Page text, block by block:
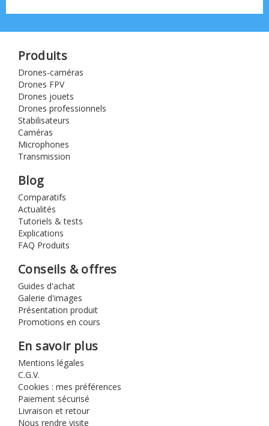
Produits
Drones-caméras
Drones FPV
Drones jouets
Drones professionnels
Stabilisateurs
Caméras
Microphones
Transmission
Blog
Comparatifs
Actualités
Tutoriels & tests
Explications
FAQ Produits
Conseils & offres
Guides d'achat
Galerie d'images
Présentation produit
Promotions en cours
En savoir plus
Mentions légales
C.G.V.
Cookies : mes préférences
Paiement sécurisé
Livraison et retour
Nous rendre visite